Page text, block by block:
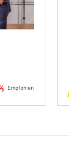
Empfohlen